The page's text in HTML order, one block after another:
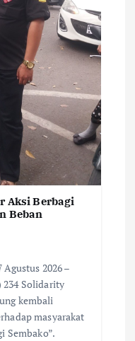
Aksi Berbagi
Beban
2026 –
234 Solidarity
kembali
masyarakat
Sembako”.